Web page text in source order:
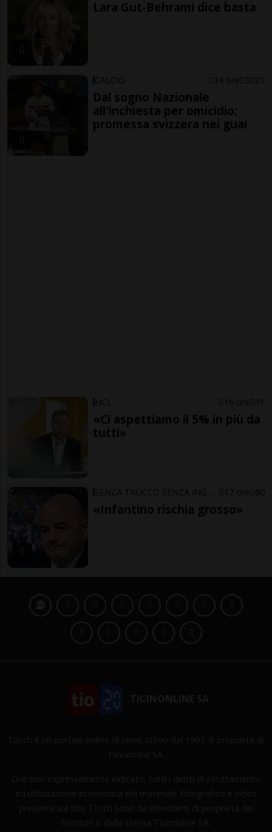
Lara Gut-Behrami dice basta
CALCIO 14 ore 3 21
Dal sogno Nazionale
all'inchiesta per omicidio:
promessa svizzera nei guai
HCL 16 ore 31
«Ci aspettiamo il 5% in più da
tutti»
17 ore 60
«Infantino rischia grosso»